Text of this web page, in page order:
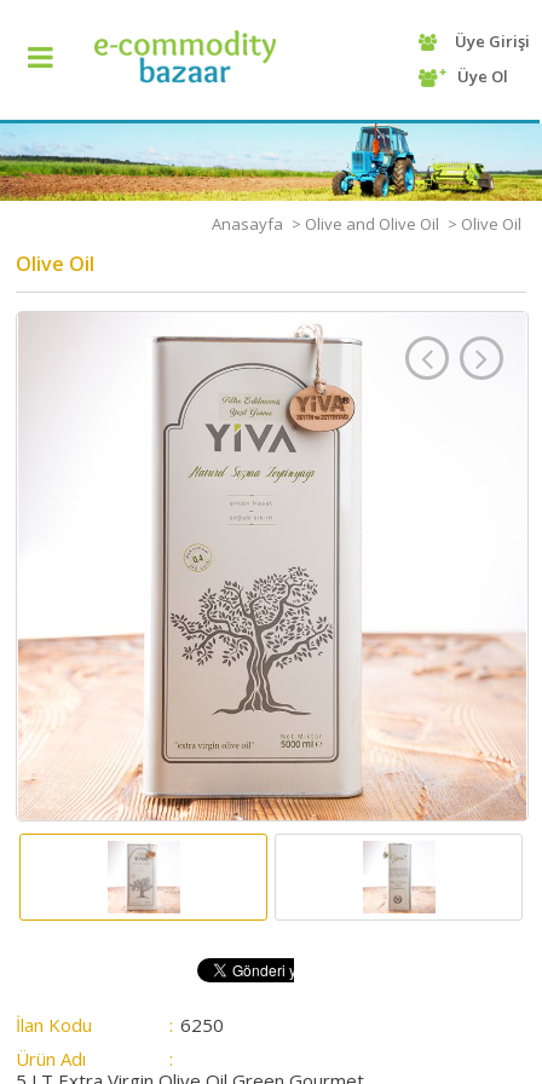
+90
425
13
70
ALIM
İHALELERİ
ÜYELER
DUYURULAR
SSS
Üye Girişi
Üye Ol
Anasayfa > Olive and Olive Oil > Olive Oil
Olive Oil
İlan Kodu : 6250
Ürün Adı
: